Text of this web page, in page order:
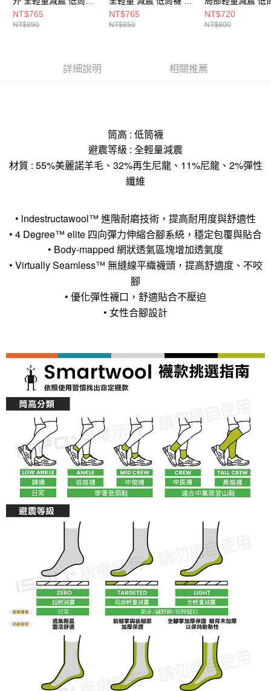
灰褐
NT$765
NT$850
灰
NT$765
NT$850
淺灰
NT$720
NT$800
詳細說明 相關推薦
筒高 : 低筒襪
避震等級 : 全輕量減震
材質 : 55%美麗諾羊毛、32%再生尼龍、11%尼龍、2%彈性
纖維
• lndestructawool™ 進階耐磨技術，提高耐用度與舒適性
• 4 Degree™ elite 四向彈力伸縮合腳系統，穩定包覆與貼合
• Body-mapped 網狀透氣區塊增加透氣度
• Virtually Seamless™ 無縫線平織襪頭，提高舒適度、不咬
腳
• 優化彈性襪口，舒適貼合不壓迫
• 女性合腳設計